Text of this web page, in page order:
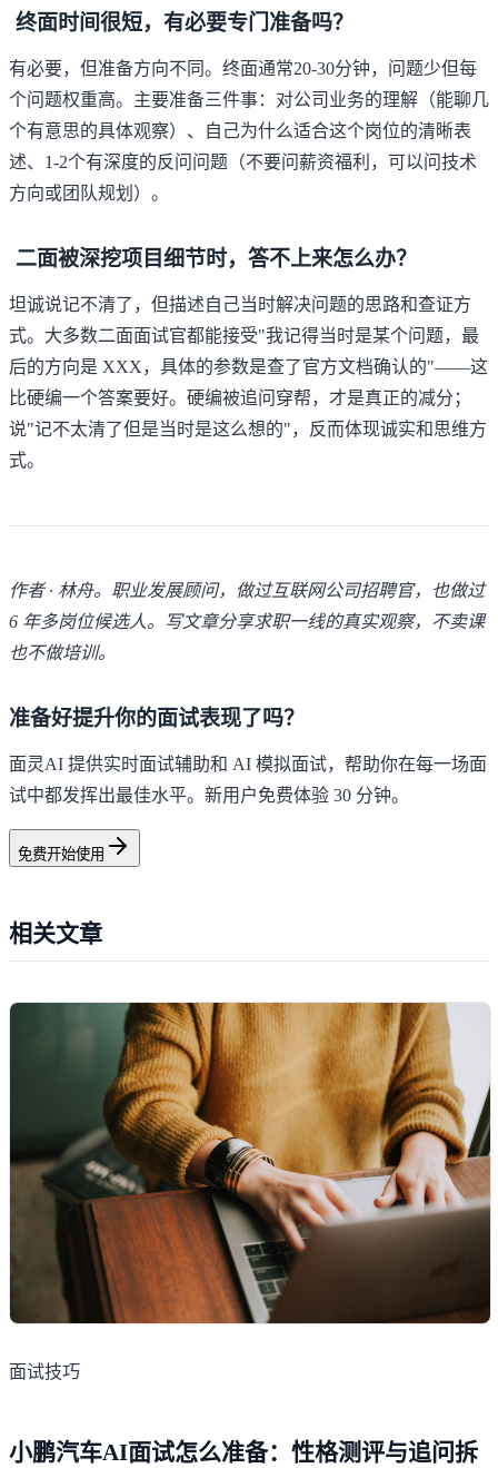
终面时间很短，有必要专门准备吗？
有必要，但准备方向不同。终面通常20-30分钟，问题少但每
个问题权重高。主要准备三件事：对公司业务的理解（能聊几
个有意思的具体观察）、自己为什么适合这个岗位的清晰表
述、1-2个有深度的反问问题（不要问薪资福利，可以问技术
方向或团队规划）。
二面被深挖项目细节时，答不上来怎么办？
坦诚说记不清了，但描述自己当时解决问题的思路和查证方
式。大多数二面面试官都能接受"我记得当时是某个问题，最
后的方向是 XXX，具体的参数是查了官方文档确认的"——这
比硬编一个答案要好。硬编被追问穿帮，才是真正的减分；
说"记不太清了但是当时是这么想的"，反而体现诚实和思维方
式。
作者 · 林舟。职业发展顾问，做过互联网公司招聘官，也做过
6 年多岗位候选人。写文章分享求职一线的真实观察，不卖课
也不做培训。
准备好提升你的面试表现了吗？
面灵AI 提供实时面试辅助和 AI 模拟面试，帮助你在每一场面
试中都发挥出最佳水平。新用户免费体验 30 分钟。
免费开始使用
相关文章
面试技巧
小鹏汽车AI面试怎么准备：性格测评与追问拆